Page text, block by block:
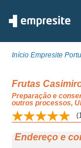
Início Empresite
Frutas
Preparação e
outros processos,
(
Endereço e